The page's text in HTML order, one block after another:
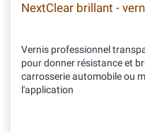
NextClear brillant -
Vernis professionnel
pour donner résistance et
carrosserie automobile ou
l'application